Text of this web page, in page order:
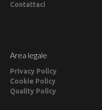
Contattaci
Area legale
Privacy Policy
Cookie Policy
Quality Policy